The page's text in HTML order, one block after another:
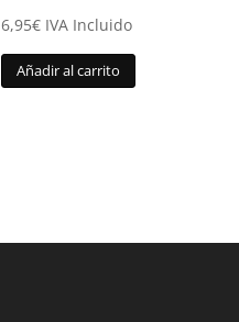
6,95€ IVA Incluido
Añadir al carrito